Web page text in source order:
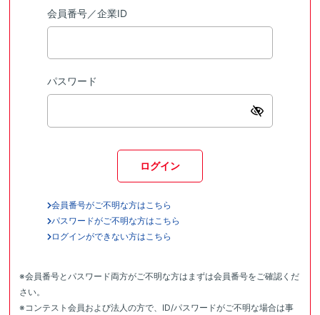
会員番号／企業ID
パスワード
ログイン
会員番号がご不明な方はこちら
パスワードがご不明な方はこちら
ログインができない方はこちら
※会員番号とパスワード両方がご不明な方はまずは会員番号をご確認くだ
さい。
※コンテスト会員および法人の方で、ID/パスワードがご不明な場合は事